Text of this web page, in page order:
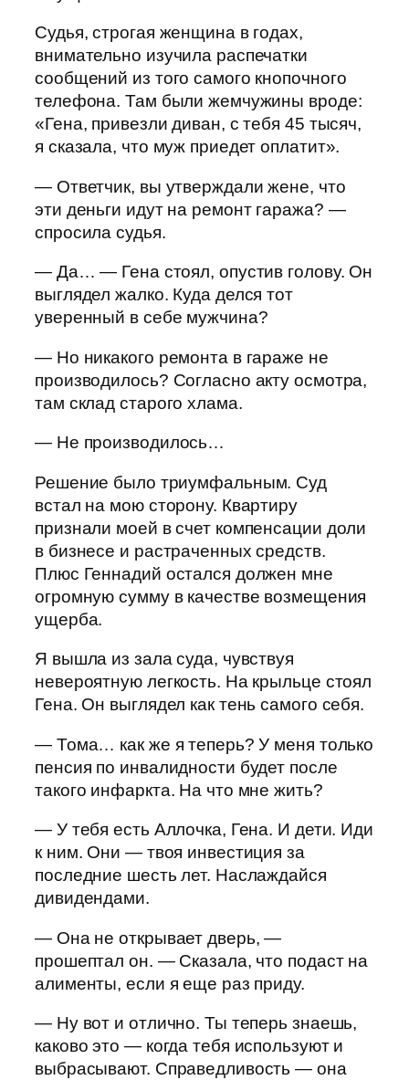
Судья, строгая женщина в годах,
внимательно изучила распечатки
сообщений из того самого кнопочного
телефона. Там были жемчужины вроде:
«Гена, привезли диван, с тебя 45 тысяч,
я сказала, что муж приедет оплатит».
— Ответчик, вы утверждали жене, что
эти деньги идут на ремонт гаража? —
спросила судья.
— Да… — Гена стоял, опустив голову. Он
выглядел жалко. Куда делся тот
уверенный в себе мужчина?
— Но никакого ремонта в гараже не
производилось? Согласно акту осмотра,
там склад старого хлама.
— Не производилось…
Решение было триумфальным. Суд
встал на мою сторону. Квартиру
признали моей в счет компенсации доли
в бизнесе и растраченных средств.
Плюс Геннадий остался должен мне
огромную сумму в качестве возмещения
ущерба.
Я вышла из зала суда, чувствуя
невероятную легкость. На крыльце стоял
Гена. Он выглядел как тень самого себя.
— Тома… как же я теперь? У меня только
пенсия по инвалидности будет после
такого инфаркта. На что мне жить?
— У тебя есть Аллочка, Гена. И дети. Иди
к ним. Они — твоя инвестиция за
последние шесть лет. Наслаждайся
дивидендами.
— Она не открывает дверь, —
прошептал он. — Сказала, что подаст на
алименты, если я еще раз приду.
— Ну вот и отлично. Ты теперь знаешь,
каково это — когда тебя используют и
выбрасывают. Справедливость — она